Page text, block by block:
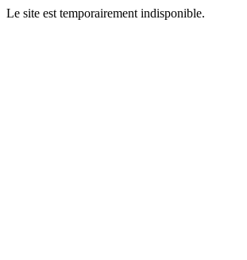
Le site est temporairement indisponible.